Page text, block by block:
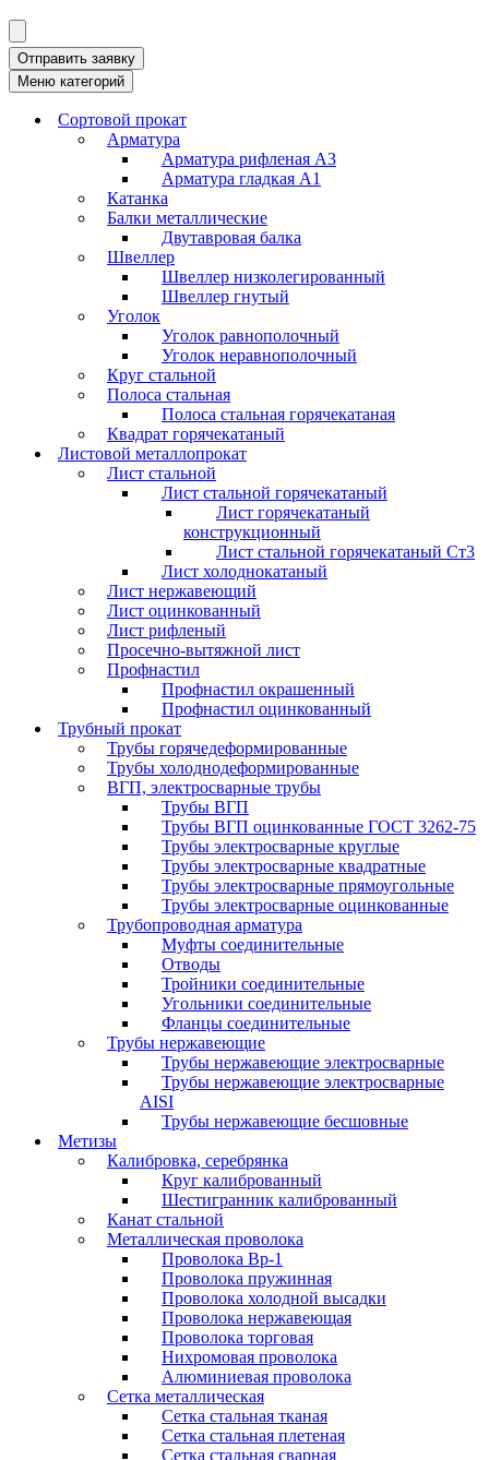
Отправить заявку
Меню категорий
Сортовой прокат
Арматура
Арматура рифленая А3
Арматура гладкая А1
Катанка
Балки металлические
Двутавровая балка
Швеллер
Швеллер низколегированный
Швеллер гнутый
Уголок
Уголок равнополочный
Уголок неравнополочный
Круг стальной
Полоса стальная
Полоса стальная горячекатаная
Квадрат горячекатаный
Листовой металлопрокат
Лист стальной
Лист стальной горячекатаный
Лист горячекатаный
конструкционный
Лист стальной горячекатаный Ст3
Лист холоднокатаный
Лист нержавеющий
Лист оцинкованный
Лист рифленый
Просечно-вытяжной лист
Профнастил
Профнастил окрашенный
Профнастил оцинкованный
Трубный прокат
Трубы горячедеформированные
Трубы холоднодеформированные
ВГП, электросварные трубы
Трубы ВГП
Трубы ВГП оцинкованные ГОСТ 3262-75
Трубы электросварные круглые
Трубы электросварные квадратные
Трубы электросварные прямоугольные
Трубы электросварные оцинкованные
Трубопроводная арматура
Муфты соединительные
Отводы
Тройники соединительные
Угольники соединительные
Фланцы соединительные
Трубы нержавеющие
Трубы нержавеющие электросварные
Трубы нержавеющие электросварные
AISI
Трубы нержавеющие бесшовные
Метизы
Калибровка, серебрянка
Круг калиброванный
Шестигранник калиброванный
Канат стальной
Металлическая проволока
Проволока Вр-1
Проволока пружинная
Проволока холодной высадки
Проволока нержавеющая
Проволока торговая
Нихромовая проволока
Алюминиевая проволока
Сетка металлическая
Сетка стальная тканая
Сетка стальная плетеная
Сетка стальная сварная